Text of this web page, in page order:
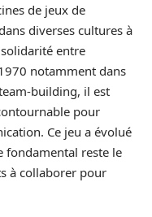
de jeux de
diverses cultures à
entre
notamment dans
building, il est
pour
Ce jeu a évolué
fondamental reste le
à collaborer pour